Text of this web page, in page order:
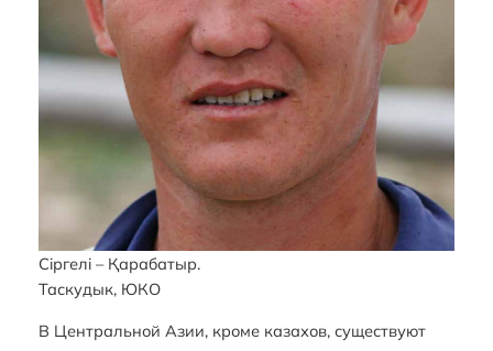
Сiргелi – Қарабатыр.
Таскудык, ЮКО
В Центральной Азии, кроме казахов, существуют